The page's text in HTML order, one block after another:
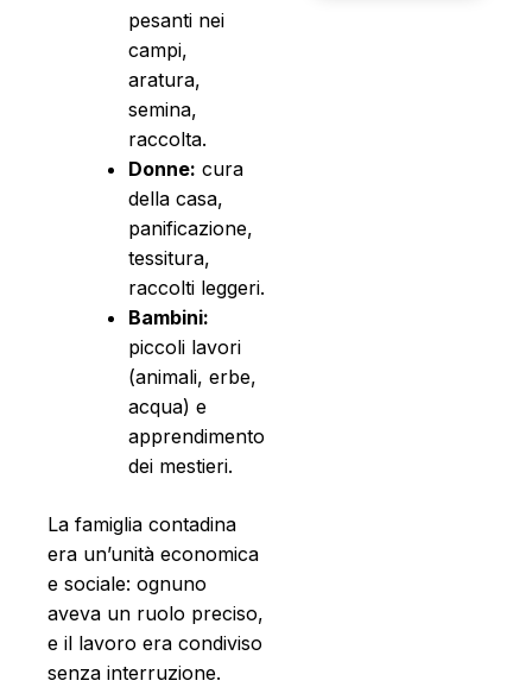
pesanti nei
campi,
aratura,
semina,
raccolta.
Donne: cura
della casa,
panificazione,
tessitura,
raccolti leggeri.
Bambini:
piccoli lavori
(animali, erbe,
acqua) e
apprendimento
dei mestieri.
La famiglia contadina
era un’unità economica
e sociale: ognuno
aveva un ruolo preciso,
e il lavoro era condiviso
senza interruzione.